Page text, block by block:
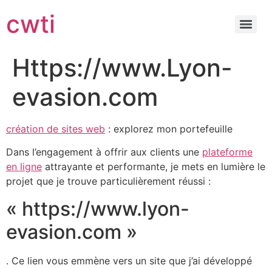
cwti
Https://www.Lyon-
evasion.com
création de sites web : explorez mon portefeuille
Dans l’engagement à offrir aux clients une plateforme
en ligne attrayante et performante, je mets en lumière le
projet que je trouve particulièrement réussi :
« https://www.lyon-
evasion.com »
. Ce lien vous emmène vers un site que j’ai développé